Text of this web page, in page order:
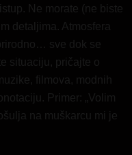
Ne morate (ne biste
detaljima. Atmosfera
sve dok se
situaciju, pričajte o
filmova, modnih
Primer: „Volim
na muškarcu mi je